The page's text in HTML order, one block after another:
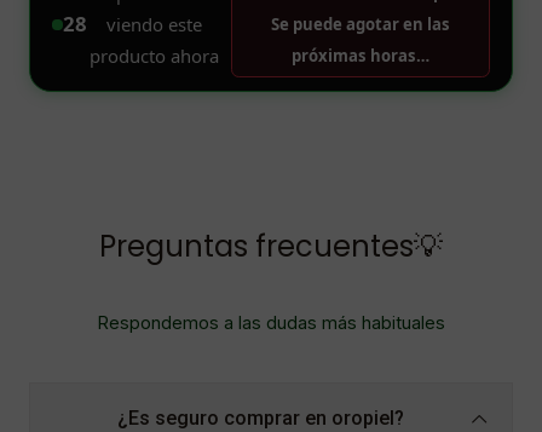
Preguntas frecuentes💡
Respondemos a las dudas más habituales
¿Es seguro comprar en oropiel?